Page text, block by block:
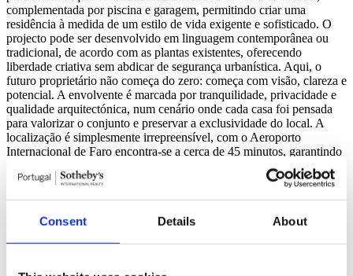
Consent Details About
complementada por piscina e garagem, permitindo criar uma
residência à medida de um estilo de vida exigente e sofisticado. O
projecto pode ser desenvolvido em linguagem contemporânea ou
tradicional, de acordo com as plantas existentes, oferecendo
liberdade criativa sem abdicar de segurança urbanística. Aqui, o
futuro proprietário não começa do zero: começa com visão, clareza e
potencial. A envolvente é marcada por tranquilidade, privacidade e
qualidade arquitectónica, num cenário onde cada casa foi pensada
para valorizar o conjunto e preservar a exclusividade do local. A
localização é simplesmente irrepreensível, com o Aeroporto
Internacional de Faro encontra-se a cerca de 45 minutos, garantindo
acessibilidade rápida a partir de qualquer ponto da Europa. A poucos
minutos surgem algumas das mais belas praias do Algarve, como a
os amantes de golfe, o Campo de Golfe do Gramacho está a curta